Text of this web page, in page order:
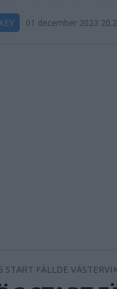
01 december 2023